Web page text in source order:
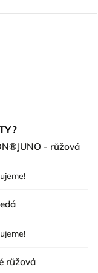
- růžová
růžová